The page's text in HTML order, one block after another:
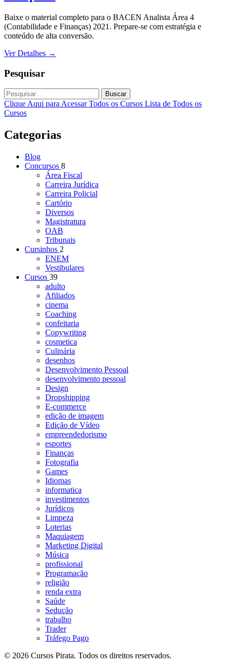
Baixe o material completo para o BACEN Analista Área 4
(Contabilidade e Finanças) 2021. Prepare-se com estratégia e
conteúdo de alta conversão.
Ver Detalhes →
Pesquisar
Buscar
Clique Aqui para Acessar Todos os Cursos Lista de Todos os
Cursos
Categorias
Blog
Concursos 8
Área Fiscal
Carreira Jurídica
Carreira Policial
Cartório
Diversos
Magistratura
OAB
Tribunais
Cursinhos 2
ENEM
Vestibulares
Cursos 39
adulto
Afiliados
cinema
Coaching
confeitaria
Copywriting
cosmetica
Culinária
desenhos
Desenvolvimento Pessoal
desenvolvimento pessoal
Design
Dropshipping
E-commerce
edição de imagem
Edição de Vídeo
empreendedorismo
esportes
Finanças
Fotografia
Games
Idiomas
informatica
investimentos
Jurídicos
Limpeza
Loterias
Maquiagem
Marketing Digital
Música
profissional
Programação
religião
renda extra
Saúde
Sedução
trabalho
Trader
Tráfego Pago
© 2026 Cursos Pirata. Todos os direitos reservados.